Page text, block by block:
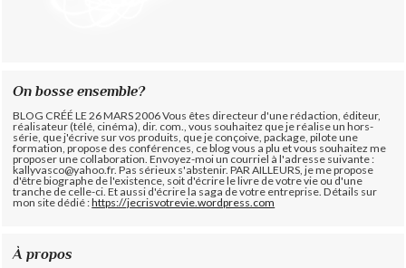
On bosse ensemble?
BLOG CRÉÉ LE 26 MARS 2006 Vous êtes directeur d'une rédaction, éditeur,
réalisateur (télé, cinéma), dir. com., vous souhaitez que je réalise un hors-
série, que j'écrive sur vos produits, que je conçoive, package, pilote une
formation, propose des conférences, ce blog vous a plu et vous souhaitez me
proposer une collaboration. Envoyez-moi un courriel à l'adresse suivante :
kallyvasco@yahoo.fr. Pas sérieux s'abstenir. PAR AILLEURS, je me propose
d'être biographe de l'existence, soit d'écrire le livre de votre vie ou d'une
tranche de celle-ci. Et aussi d'écrire la saga de votre entreprise. Détails sur
mon site dédié :https://jecrisvotrevie.wordpress.com
À propos